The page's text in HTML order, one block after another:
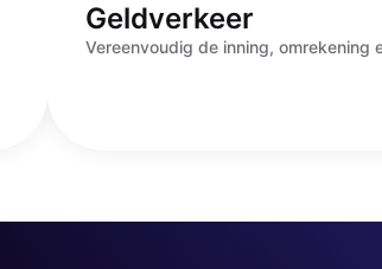
Geldverkeer
Vereenvoudig de inning, omrekening